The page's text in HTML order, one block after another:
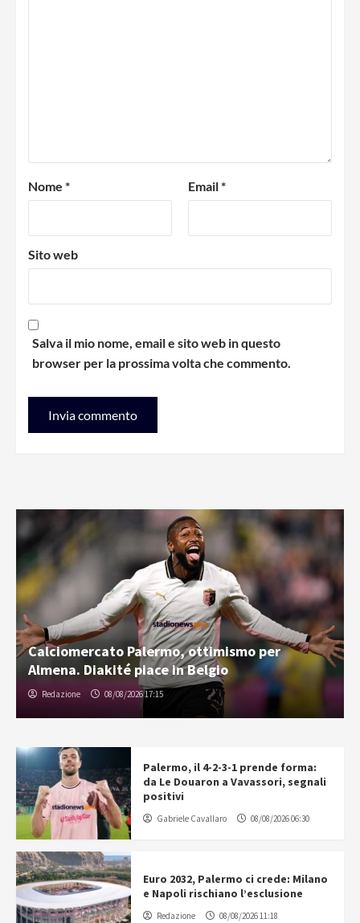
Nome * Email*
Sito web
Salva il mio nome, email e sito web in questo
browser per la prossima volta che commento.
Calciomercato Palermo, ottimismo per
Almena. Diakité piace in Belgio
Redazione 08/08/2026 17:15
Palermo, il 4-2-3-1 prende forma:
da Le Douaron a Vavassori, segnali
positivi
Gabriele Cavallaro 08/08/2026 06:30
Euro 2032, Palermo ci crede: Milano
e Napoli rischiano l’esclusione
Redazione 08/08/2026 11:18